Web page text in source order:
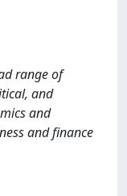
range of
and
and
and finance